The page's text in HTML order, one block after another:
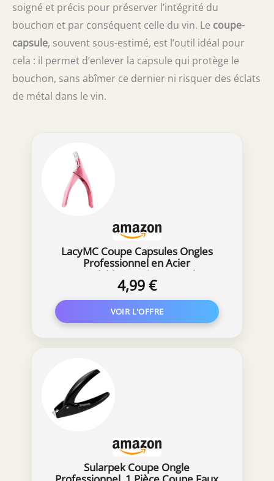
soigné et précis pour préserver l’intégrité du
bouchon et par conséquent celle du vin. Le coupe-
capsule, souvent sous-estimé, est l’outil idéal pour
cela : il permet d’enlever la capsule qui protège le
bouchon, sans abîmer ce dernier ni risquer des éclats
de métal dans le vin.
LacyMC Coupe Capsules Ongles
Professionnel en Acier
Inoxydable,Convient pour les
Ongles Acryliques et Artificiels, Faux
Ongle
4,99 €
Sularpek Coupe Ongle